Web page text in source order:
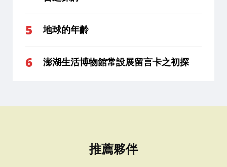
地球的年齡
澎湖生活博物館常設展留言卡之初探
推薦夥伴